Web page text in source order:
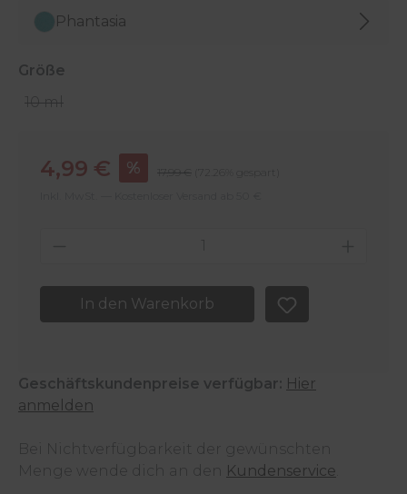
Phantasia
Größe
10 ml
Verkaufspreis:
4,99 € % Regulärer Preis:
17,99 €
(72.26% gespart)
Produkt Anzahl: Gib den
In den Warenkorb
Geschäftskundenpreise verfügbar: Hier
anmelden
Bei Nichtverfügbarkeit der gewünschten
Menge wende dich an den
Kundenservice